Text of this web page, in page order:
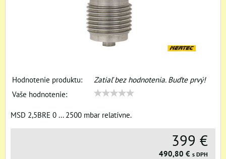
Hodnotenie produktu:
Zatiaľ bez hodnotenia. Buďte prvý!
Vaše hodnotenie:
MSD 2,5BRE 0 ... 2500 mbar relatívne.
399 €
490,80 € s DPH